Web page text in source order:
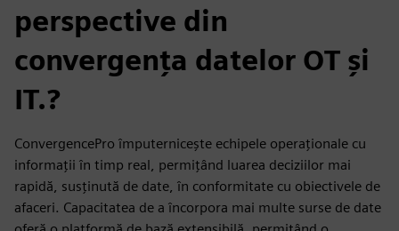
perspective din
convergența datelor OT și
IT.?
ConvergencePro împuternicește echipele operaționale cu
informații în timp real, permițând luarea deciziilor mai
rapidă, susținută de date, în conformitate cu obiectivele de
afaceri. Capacitatea de a încorpora mai multe surse de date